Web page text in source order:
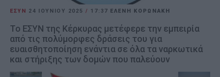
ΕΣΥΝ 24 ΙΟΥΝΊΟΥ 2025/ 17:37 ΕΛΕΝΗ ΚΟΡΩΝΑΚΗ
Το ΕΣΥΝ της Κέρκυρας μετέφερε την εμπειρία
από τις πολύμορφες δράσεις του για
ευαισθητοποίηση ενάντια σε όλα τα ναρκωτικά
και στήριξης των δομών που παλεύουν